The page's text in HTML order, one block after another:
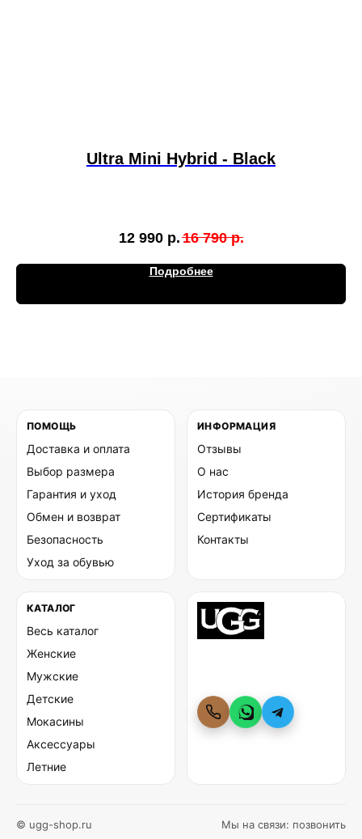
Ultra Mini Hybrid - Black
12 990 р.16 790 р.
Подробнее
ПОМОЩЬ
Доставка и оплата
Выбор размера
Гарантия и уход
Обмен и возврат
Безопасность
Уход за обувью
ИНФОРМАЦИЯ
Отзывы
О нас
История бренда
Сертификаты
Контакты
КАТАЛОГ
Весь каталог
Женские
Мужские
Детские
Мокасины
Аксессуары
Летние
© ugg-shop.ru Мы на связи: позвонить